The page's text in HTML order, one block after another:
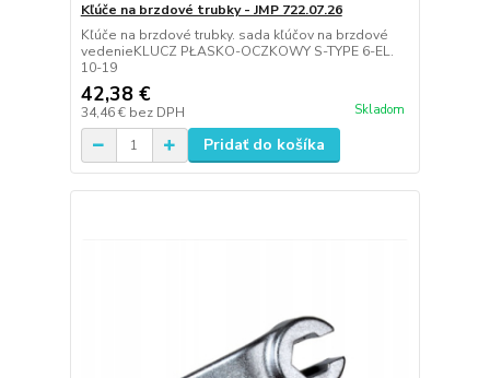
Kľúče na brzdové trubky - JMP 722.07.26
Kľúče na brzdové trubky. sada kľúčov na brzdové
vedenieKLUCZ PŁASKO-OCZKOWY S-TYPE 6-EL.
10-19
42,38 €
34,46 € bez DPH Skladom
Pridať do košíka